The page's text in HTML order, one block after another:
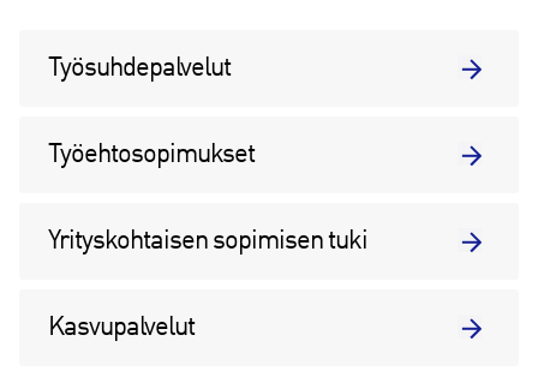
Työsuhdepalvelut
Työehtosopimukset
Yrityskohtaisen sopimisen tuki
Kasvupalvelut